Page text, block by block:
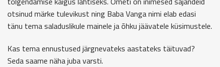
otsinud märke tulevikust ning Baba Vanga nimi elab edasi
tänu tema saladuslikule mainele ja õhku jäävatele küsimustele.
Kas tema ennustused järgnevateks aastateks täituvad?
Seda saame näha juba varsti.